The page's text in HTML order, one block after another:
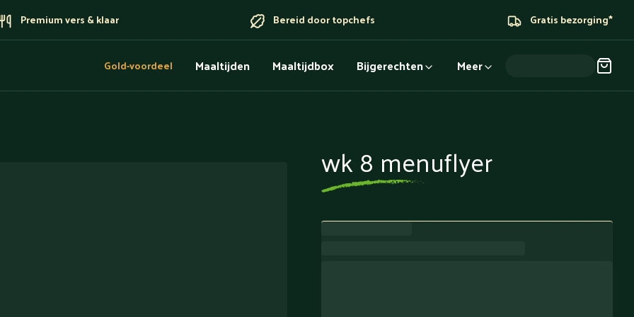
Premium vers & klaar Bereid door topchefs Gratis bezorging*
Gold-voordeel Maaltijden Maaltijdbox Bijgerechten Meer
wk 8 menuflyer